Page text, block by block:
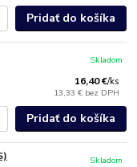
Pridať do košíka
16,40 €/ks
13,33 € bez DPH
Skladom
Pridať do košíka
Skladom